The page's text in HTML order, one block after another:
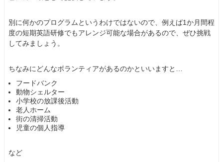
別に何かのプログラムというわけではないので、例えば1か月間程
度の短期英語研修でもアレンジ可能な場合があるので、ぜひ挑戦
してみましょう。
ちなみにどんなボランティアがあるのかといいますと…
フードバンク
動物シェルター
小学校の放課後活動
老人ホーム
街の清掃活動
児童の個人指導
など